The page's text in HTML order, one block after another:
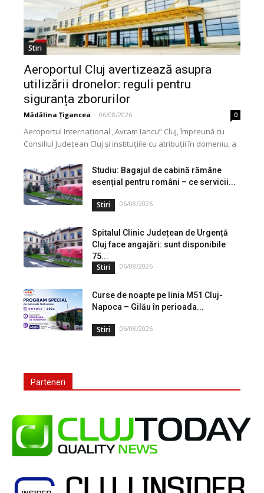
Stiri
Aeroportul Cluj avertizează asupra
utilizării dronelor: reguli pentru
siguranța zborurilor
Mădălina Țigancea - 06/08/2026 0
Aeroportul Internațional „Avram Iancu” Cluj, împreună cu
Consiliul Județean Cluj și instituțiile cu atribuții în domeniu, a
Studiu: Bagajul de cabină rămâne
esențial pentru români – ce servicii...
Stiri 06/08/2026
Spitalul Clinic Județean de Urgență
Cluj face angajări: sunt disponibile
75...
Stiri 06/08/2026
Curse de noapte pe linia M51 Cluj-
Napoca – Gilău în perioada...
Stiri 06/08/2026
Parteneri